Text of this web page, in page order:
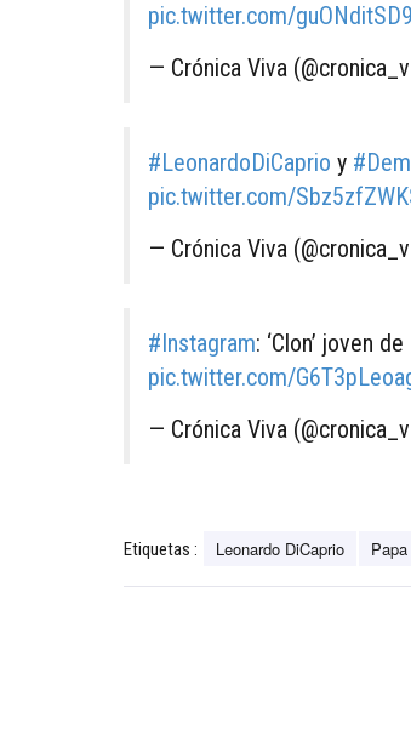
pic.twitter.com/guONditSD9
— Crónica Viva
#LeonardoDiCaprio y
pic.twitter.com/
— Crónica Viva
#Instagram: ‘Clon’ joven de
pic.twitter.com/
— Crónica Viva
Etiquetas : Leonardo DiCaprio